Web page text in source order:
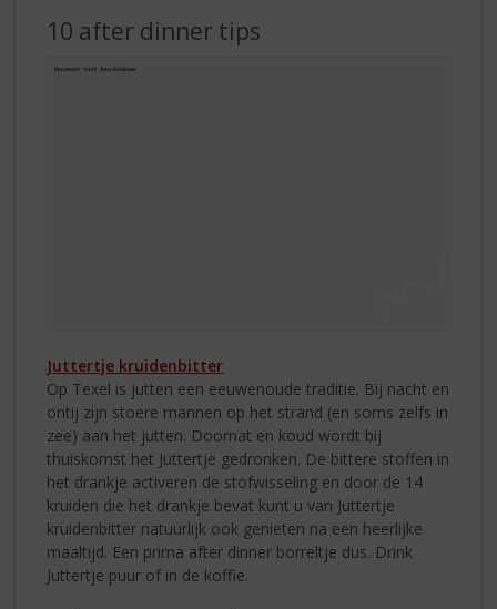
10 after dinner tips
Juttertje kruidenbitter
Op Texel is jutten een eeuwenoude traditie. Bij nacht en
ontij zijn stoere mannen op het strand (en soms zelfs in
zee) aan het jutten. Doornat en koud wordt bij
thuiskomst het Juttertje gedronken. De bittere stoffen in
het drankje activeren de stofwisseling en door de 14
kruiden die het drankje bevat kunt u van Juttertje
kruidenbitter natuurlijk ook genieten na een heerlijke
maaltijd. Een prima after dinner borreltje dus. Drink
Juttertje puur of in de koffie.